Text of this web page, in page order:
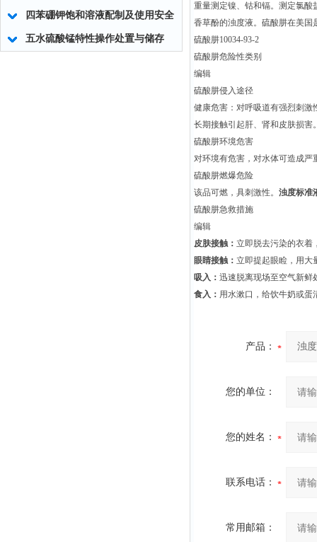
四苯硼钾饱和溶液配制及使用安全
五水硫酸锰特性操作处置与储存
重量测定镍、钴和镉。测定氯酸
香草酚的浊度液。硫酸肼在美
硫酸肼10034-93-2
硫酸肼危险性类别
编辑
硫酸肼侵入途径
健康危害：对呼吸道有强烈刺激
长期接触引起肝、肾和皮肤损害
硫酸肼环境危害
对环境有危害，对水体可造成严
硫酸肼燃爆危险
该品可燃，具刺激性。 浊度标准
硫酸肼急救措施
编辑
皮肤接触： 立即脱去污染的衣着
眼睛接触： 立即提起眼睑，用大
吸入： 迅速脱离现场至空气新鲜
食入： 用水漱口，给饮牛奶或蛋
产品：
您的单位：
您的姓名：
联系电话：
常用邮箱：